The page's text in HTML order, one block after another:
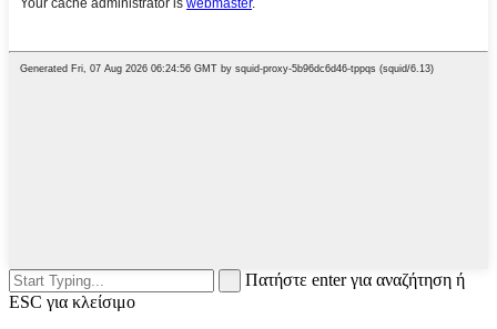
Πατήστε enter για αναζήτηση ή
ESC για κλείσιμο